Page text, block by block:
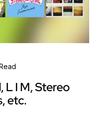
L I M, Stereo
etc.